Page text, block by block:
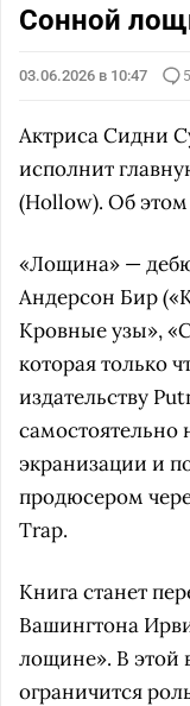
Сонной
03.06.2026 в 10:47 5
Актриса Сидни
исполнит
(Hollow). Об
«Лощина» —
Андерсон Бир
Кровные узы»,
которая только
издательству
самостоятельно
экранизации и
продюсером
Trap.
Книга станет
Вашингтона
лощине». В этой
ограничится